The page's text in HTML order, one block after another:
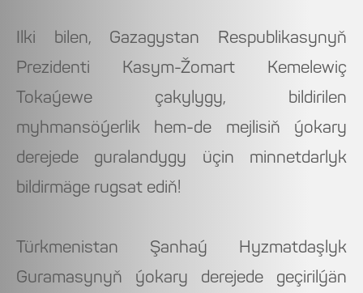
Ilki bilen, Gazagystan Respublikasynyň
Prezidenti Kasym-Žomart Kemelewiç
Tokaýewe çakylygy, bildirilen
myhmansöýerlik hem-de mejlisiň ýokary
derejede guralandygy üçin minnetdarlyk
bildirmäge rugsat ediň!
Türkmenistan Şanhaý Hyzmatdaşlyk
Guramasynyň ýokary derejede geçirilýän